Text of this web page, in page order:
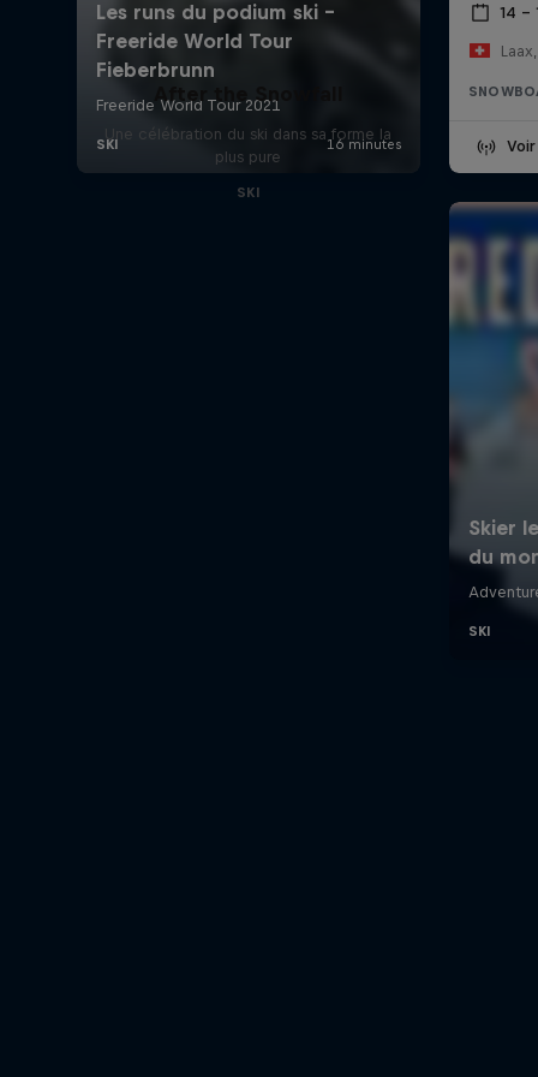
14 –
Une célébration du ski dans sa forme la
plus pure
SKI